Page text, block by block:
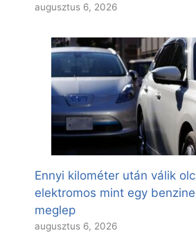
augusztus 6, 2026
Ennyi kilométer után válik
elektromos mint egy
meglep
augusztus 6, 2026